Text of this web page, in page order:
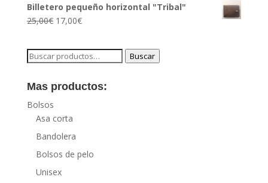
Billetero pequeño horizontal "Tribal"
25,00€ 17,00€
Buscar
Buscar
Mas productos:
Bolsos
Asa corta
Bandolera
Bolsos de pelo
Unisex